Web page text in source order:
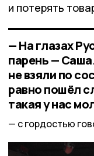
и потерять
— На глазах
парень —
не взяли по
равно пошёл
такая у нас
с гордостью